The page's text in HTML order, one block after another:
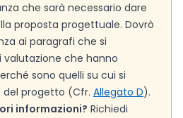
che sarà necessario dare
proposta progettuale. Dovrò
ai paragrafi che si
che hanno
sono quelli su cui si
del progetto (Cfr. Allegato D).
informazioni? Richiedi